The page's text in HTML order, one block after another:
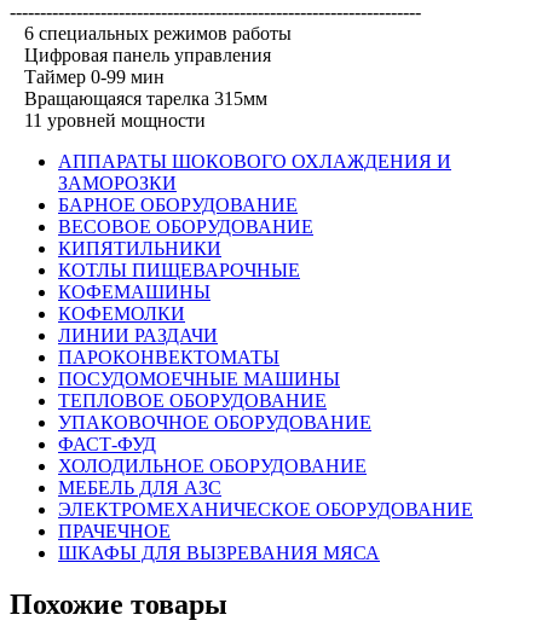
--------------------------------------------------------------------
6 специальных режимов работы
Цифровая панель управления
Таймер 0-99 мин
Вращающаяся тарелка 315мм
11 уровней мощности
АППАРАТЫ ШОКОВОГО ОХЛАЖДЕНИЯ И
ЗАМОРОЗКИ
БАРНОЕ ОБОРУДОВАНИЕ
ВЕСОВОЕ ОБОРУДОВАНИЕ
КИПЯТИЛЬНИКИ
КОТЛЫ ПИЩЕВАРОЧНЫЕ
КОФЕМАШИНЫ
КОФЕМОЛКИ
ЛИНИИ РАЗДАЧИ
ПАРОКОНВЕКТОМАТЫ
ПОСУДОМОЕЧНЫЕ МАШИНЫ
ТЕПЛОВОЕ ОБОРУДОВАНИЕ
УПАКОВОЧНОЕ ОБОРУДОВАНИЕ
ФАСТ-ФУД
ХОЛОДИЛЬНОЕ ОБОРУДОВАНИЕ
МЕБЕЛЬ ДЛЯ АЗС
ЭЛЕКТРОМЕХАНИЧЕСКОЕ ОБОРУДОВАНИЕ
ПРАЧЕЧНОЕ
ШКАФЫ ДЛЯ ВЫЗРЕВАНИЯ МЯСА
Похожие товары